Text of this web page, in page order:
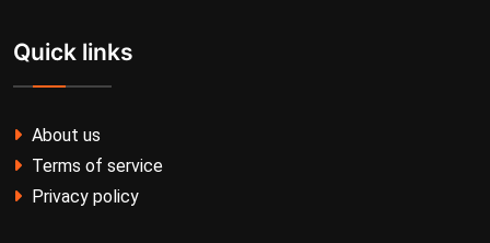
Quick links
About us
Terms of service
Privacy policy